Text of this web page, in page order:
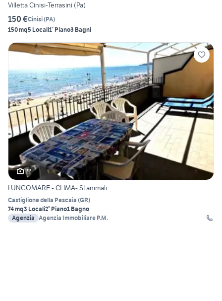
Villetta Cinisi-Terrasini (Pa)
150 €Cinisi(PA)
150 mq5 Locali1° Piano3 Bagni
22
LUNGOMARE - CLIMA- SI animali
Castiglione della Pescaia (GR)
74 mq3 Locali2° Piano1 Bagno
Agenzia Agenzia Immobiliare P.M.